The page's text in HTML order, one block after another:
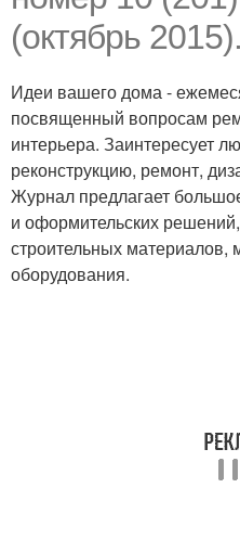
(октябрь 2015).
Идеи вашего дома -
посвященный вопросам
интерьера. Заинтересует
реконструкцию, ремонт,
Журнал предлагает
и оформительских
строительных материалов,
оборудования.